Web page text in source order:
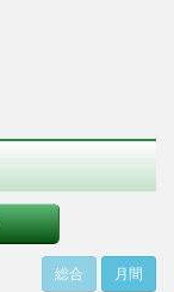
総合 月間